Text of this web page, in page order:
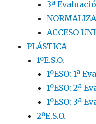
3ª
ACCESO
PLÁSTICA
1ºE.S.O.
1ºESO: 1ª
1ºESO: 2ª
1ºESO: 3ª
2ºE.S.O.